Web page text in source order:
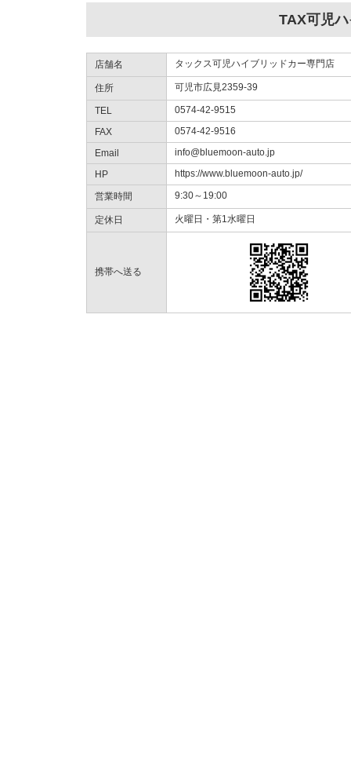
TAX可児
店舗名 タックス可児ハイブリッドカー専門店
住所 可児市広見2359-39
TEL
0574-42-9515
FAX
0574-42-9516
Email
info@bluemoon-auto.jp
HP
https://www.bluemoon-auto.jp/
営業時間 9:30～19:00
定休日 火曜日・第1水曜日
携帯へ送る